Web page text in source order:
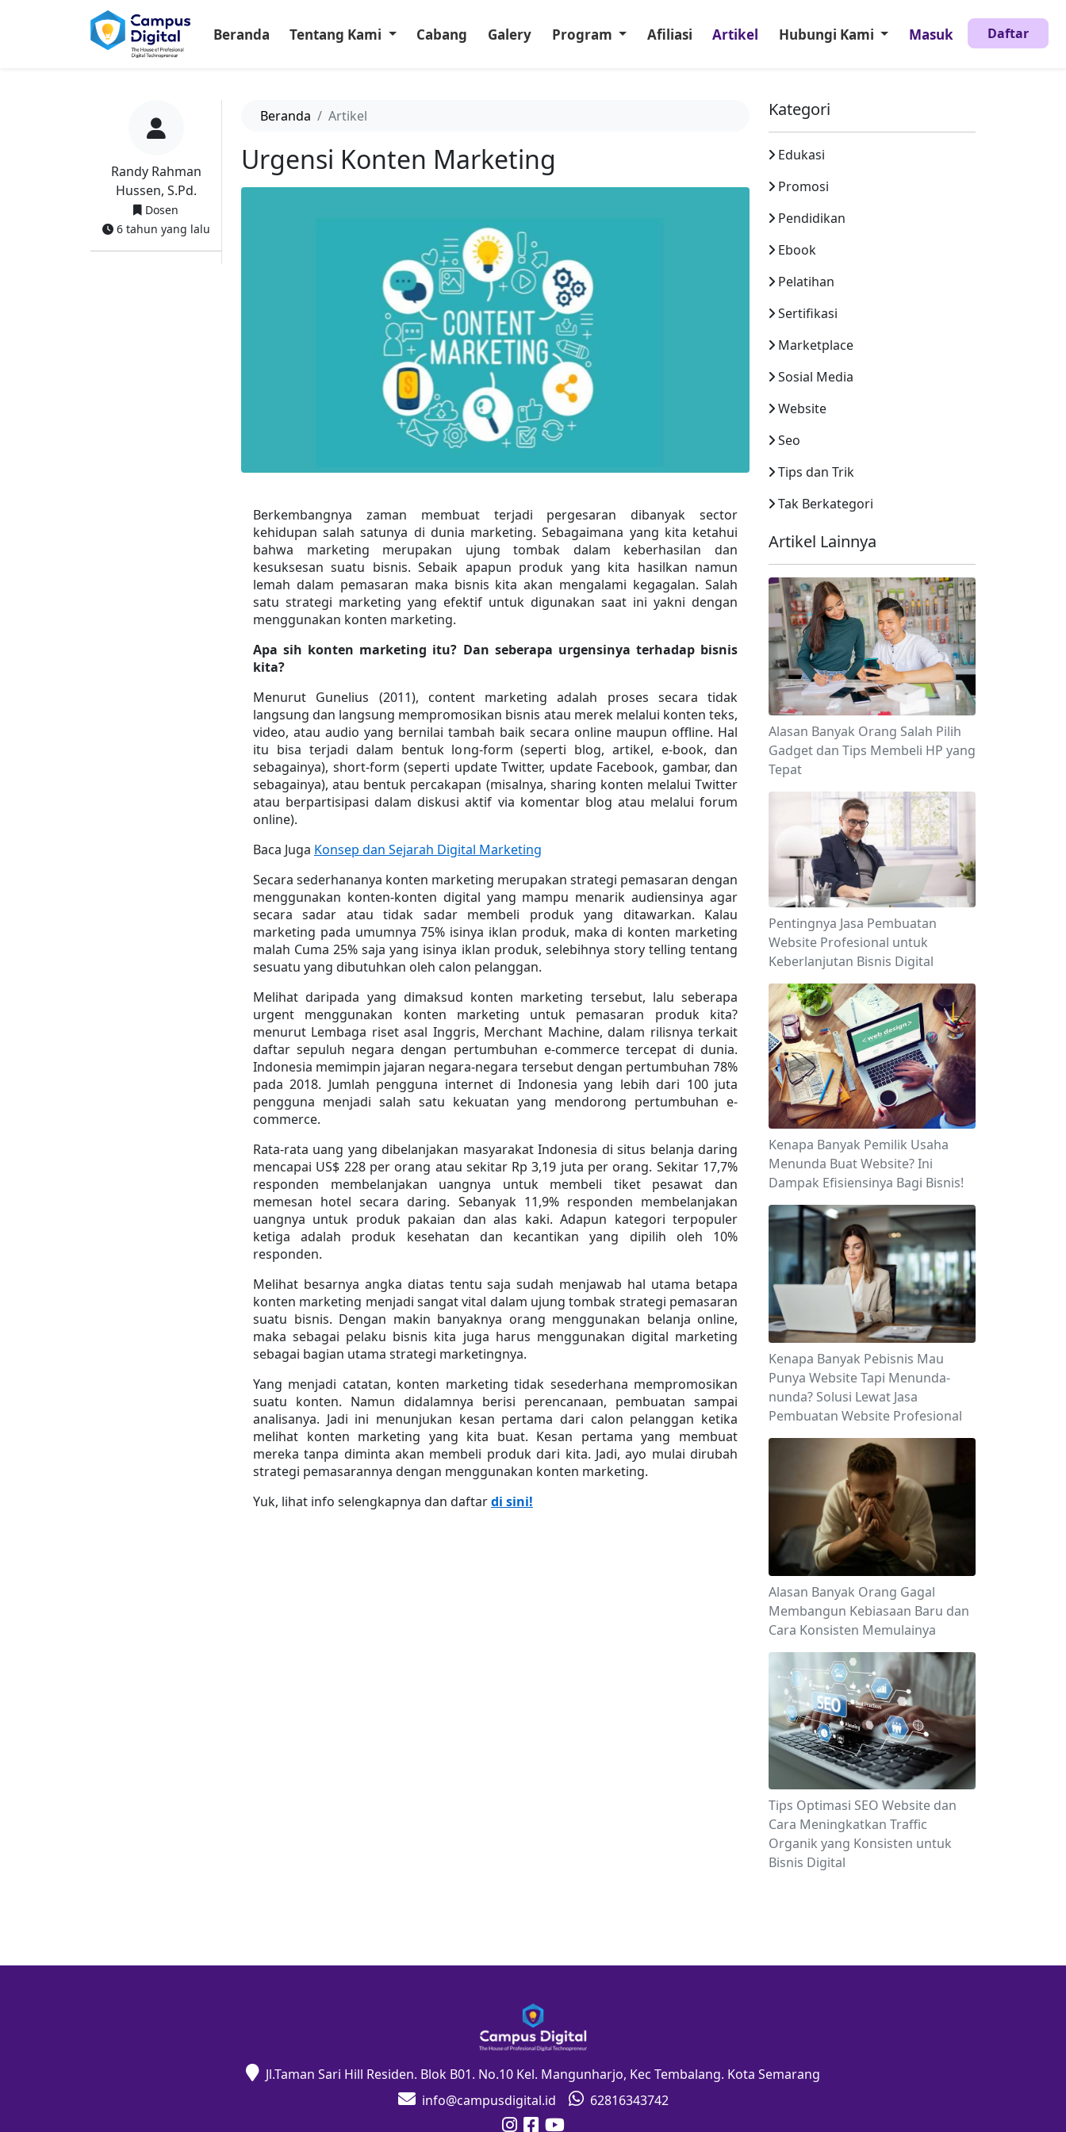
Beranda Tentang Kami Cabang Galery Program Afiliasi Artikel Hubungi Kami Masuk Daftar
Randy Rahman
Hussen, S.Pd.
Dosen
6 tahun yang lalu
Beranda Artikel
Urgensi Konten Marketing
Berkembangnya zaman membuat terjadi pergesaran dibanyak sector
kehidupan salah satunya di dunia marketing. Sebagaimana yang kita ketahui
bahwa marketing merupakan ujung tombak dalam keberhasilan dan
kesuksesan suatu bisnis. Sebaik apapun produk yang kita hasilkan namun
lemah dalam pemasaran maka bisnis kita akan mengalami kegagalan. Salah
satu strategi marketing yang efektif untuk digunakan saat ini yakni dengan
menggunakan konten marketing.
Apa sih konten marketing itu? Dan seberapa urgensinya terhadap bisnis
kita?
Menurut Gunelius (2011), content marketing adalah proses secara tidak
langsung dan langsung mempromosikan bisnis atau merek melalui konten teks,
video, atau audio yang bernilai tambah baik secara online maupun offline. Hal
itu bisa terjadi dalam bentuk long-form (seperti blog, artikel, e-book, dan
sebagainya), short-form (seperti update Twitter, update Facebook, gambar, dan
sebagainya), atau bentuk percakapan (misalnya, sharing konten melalui Twitter
atau berpartisipasi dalam diskusi aktif via komentar blog atau melalui forum
online).
Baca Juga Konsep dan Sejarah Digital Marketing
Secara sederhananya konten marketing merupakan strategi pemasaran dengan
menggunakan konten-konten digital yang mampu menarik audiensinya agar
secara sadar atau tidak sadar membeli produk yang ditawarkan. Kalau
marketing pada umumnya 75% isinya iklan produk, maka di konten marketing
malah Cuma 25% saja yang isinya iklan produk, selebihnya story telling tentang
sesuatu yang dibutuhkan oleh calon pelanggan.
Melihat daripada yang dimaksud konten marketing tersebut, lalu seberapa
urgent menggunakan konten marketing untuk pemasaran produk kita?
menurut Lembaga riset asal Inggris, Merchant Machine, dalam rilisnya terkait
daftar sepuluh negara dengan pertumbuhan e-commerce tercepat di dunia.
Indonesia memimpin jajaran negara-negara tersebut dengan pertumbuhan 78%
pada 2018. Jumlah pengguna internet di Indonesia yang lebih dari 100 juta
pengguna menjadi salah satu kekuatan yang mendorong pertumbuhan e-
commerce.
Rata-rata uang yang dibelanjakan masyarakat Indonesia di situs belanja daring
mencapai US$ 228 per orang atau sekitar Rp 3,19 juta per orang. Sekitar 17,7%
responden membelanjakan uangnya untuk membeli tiket pesawat dan
memesan hotel secara daring. Sebanyak 11,9% responden membelanjakan
uangnya untuk produk pakaian dan alas kaki. Adapun kategori terpopuler
ketiga adalah produk kesehatan dan kecantikan yang dipilih oleh 10%
responden.
Melihat besarnya angka diatas tentu saja sudah menjawab hal utama betapa
konten marketing menjadi sangat vital dalam ujung tombak strategi pemasaran
suatu bisnis. Dengan makin banyaknya orang menggunakan belanja online,
maka sebagai pelaku bisnis kita juga harus menggunakan digital marketing
sebagai bagian utama strategi marketingnya.
Yang menjadi catatan, konten marketing tidak sesederhana mempromosikan
suatu konten. Namun didalamnya berisi perencanaan, pembuatan sampai
analisanya. Jadi ini menunjukan kesan pertama dari calon pelanggan ketika
melihat konten marketing yang kita buat. Kesan pertama yang membuat
mereka tanpa diminta akan membeli produk dari kita. Jadi, ayo mulai dirubah
strategi pemasarannya dengan menggunakan konten marketing.
Yuk, lihat info selengkapnya dan daftar di sini!
Kategori
Edukasi
Promosi
Pendidikan
Ebook
Pelatihan
Sertifikasi
Marketplace
Sosial Media
Website
Seo
Tips dan Trik
Tak Berkategori
Artikel Lainnya
Alasan Banyak Orang Salah Pilih
Gadget dan Tips Membeli HP yang
Tepat
Pentingnya Jasa Pembuatan
Website Profesional untuk
Keberlanjutan Bisnis Digital
Kenapa Banyak Pemilik Usaha
Menunda Buat Website? Ini
Dampak Efisiensinya Bagi Bisnis!
Kenapa Banyak Pebisnis Mau
Punya Website Tapi Menunda-
nunda? Solusi Lewat Jasa
Pembuatan Website Profesional
Alasan Banyak Orang Gagal
Membangun Kebiasaan Baru dan
Cara Konsisten Memulainya
Tips Optimasi SEO Website dan
Cara Meningkatkan Traffic
Organik yang Konsisten untuk
Bisnis Digital
Jl.Taman Sari Hill Residen. Blok B01. No.10 Kel. Mangunharjo, Kec Tembalang. Kota Semarang
info@campusdigital.id
62816343742